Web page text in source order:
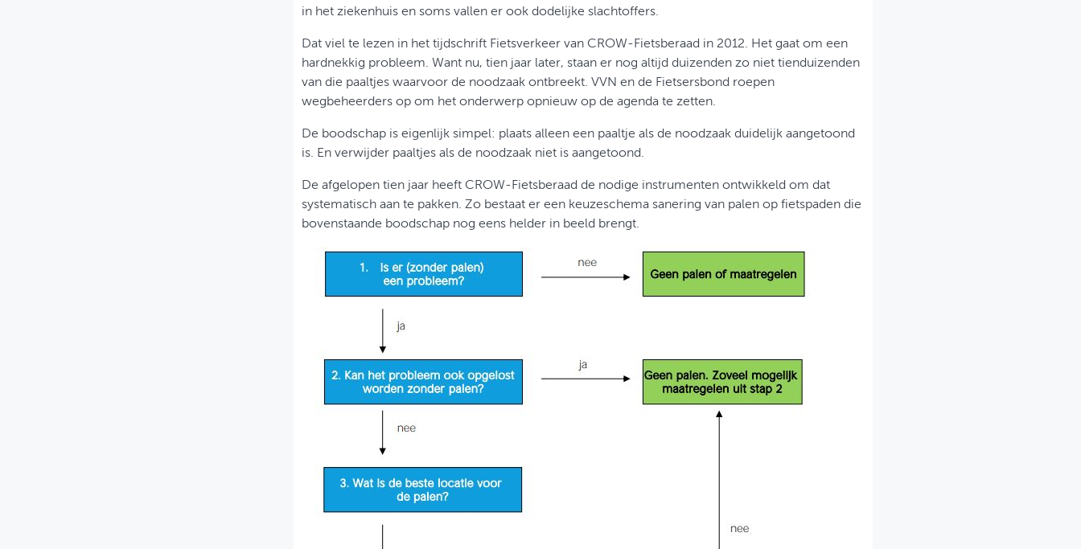
in het ziekenhuis en soms vallen er ook dodelijke slachtoffers.
Dat viel te lezen in het tijdschrift Fietsverkeer van CROW-Fietsberaad in 2012. Het gaat om een
hardnekkig probleem. Want nu, tien jaar later, staan er nog altijd duizenden zo niet tienduizenden
van die paaltjes waarvoor de noodzaak ontbreekt. VVN en de Fietsersbond roepen
wegbeheerders op om het onderwerp opnieuw op de agenda te zetten.
De boodschap is eigenlijk simpel: plaats alleen een paaltje als de noodzaak duidelijk aangetoond
is. En verwijder paaltjes als de noodzaak niet is aangetoond.
De afgelopen tien jaar heeft CROW-Fietsberaad de nodige instrumenten ontwikkeld om dat
systematisch aan te pakken. Zo bestaat er een keuzeschema sanering van palen op fietspaden die
bovenstaande boodschap nog eens helder in beeld brengt.